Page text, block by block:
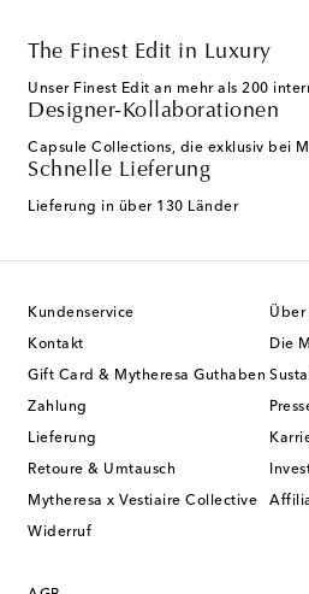
The Finest Edit in Luxury
Unser Finest Edit an mehr als 200
Designer-Kollaborationen
Capsule Collections, die exklusiv bei
Schnelle Lieferung
Lieferung in über 130 Länder
Kundenservice
Kontakt
Gift Card & Mytheresa Guthaben
Zahlung
Lieferung
Retoure & Umtausch
Mytheresa x Vestiaire Collective
Widerruf
Über
Die